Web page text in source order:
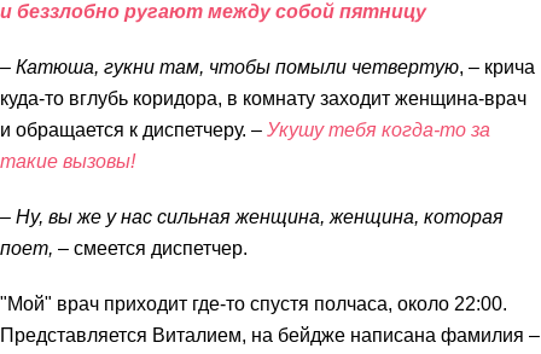
и беззлобно ругают между собой пятницу
– Катюша, гукни там, чтобы помыли четвертую, – крича
куда-то вглубь коридора, в комнату заходит женщина-врач
и обращается к диспетчеру. – Укушу тебя когда-то за
такие вызовы!
– Ну, вы же у нас сильная женщина, женщина, которая
поет, – смеется диспетчер.
"Мой" врач приходит где-то спустя полчаса, около 22:00.
Представляется Виталием, на бейдже написана фамилия –